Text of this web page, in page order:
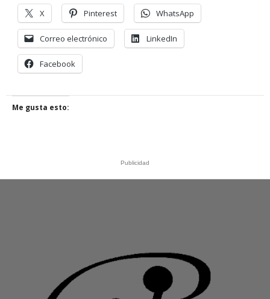
X Pinterest WhatsApp
Correo electrónico LinkedIn
Facebook
Me gusta esto:
Publicidad